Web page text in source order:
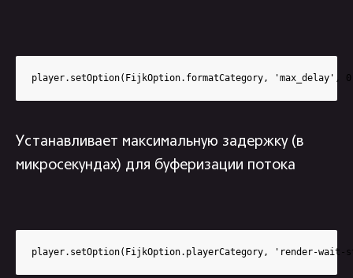
player.setOption(FijkOption.formatCategory, 'max_delay',
Устанавливает максимальную задержку (в
микросекундах) для буферизации потока
player.setOption(FijkOption.playerCategory, 'render-